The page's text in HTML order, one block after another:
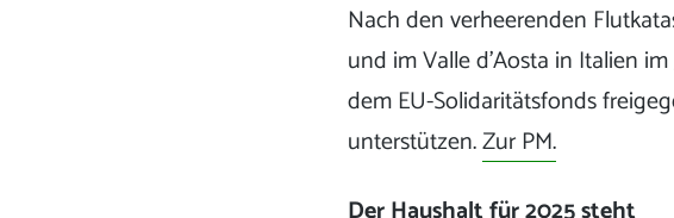
Nach den verheerenden
und im Valle d’Aosta in Italien
dem EU-Solidaritätsfonds
unterstützen.Zur PM.